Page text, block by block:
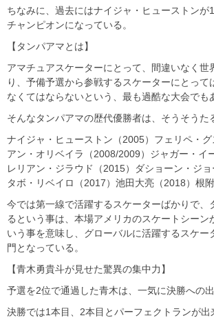
ちなみに、過去にはナイジャ・ヒューストンが
チャンピオンになっている。
【タンパアマとは】
アマチュアスケーターにとって、間違いなく世
り、予備予選から参戦するスケーターにとって
なくてはならないという、最も過酷な大会でも
そんなタンパアマの歴代優勝者は、そうそうた
ナイジャ・ヒューストン（2005）フェリペ・
アン・オリベイラ（2008/2009）ジャガー・イ
レリアン・ジラウド（2015）ダショーン・ジ
タボ・リベイロ（2017）池田大亮（2018）根
今では第一線で活躍するスケーターばかりで、
るという事は、本場アメリカのスケートシーン
いう事を意味し、グローバルに活躍するスケー
門となっている。
【青木勇貴斗が見せた驚異の集中力】
予選を2位で通過した青木は、一気に決勝への
決勝では1本目、2本目とパーフェクトランが出